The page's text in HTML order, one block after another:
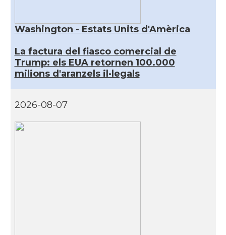
Washington - Estats Units d'Amèrica
La factura del fiasco comercial de
Trump: els EUA retornen 100.000
milions d'aranzels il·legals
2026-08-07